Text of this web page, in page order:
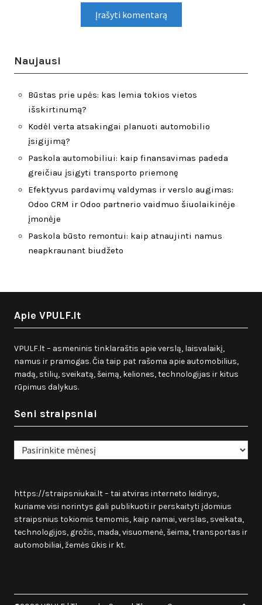
Naujausi
Būstas prie upės: kas lemia tokios vietos
išskirtinumą?
Kodėl verta atsakingai planuoti automobilio
įsigijimą?
Paskola automobiliui: kaip finansavimas padeda
greičiau įsigyti transporto priemonę
Efektyvus pardavimų valdymas ir verslo augimas:
Odoo CRM ir Odoo partnerio vaidmuo šiuolaikinėje
įmonėje
Paskola būsto remontui: kaip atnaujinti namus
neapkraunant biudžeto
Apie VPULF.lt
VPULF.lt – asmeninis tinklaraštis apie verslą, laisvalaikį,
namus ir pramogas. Čia taip pat rašoma apie automobilius,
madą, stilių, sveikatą, šeimą, keliones, technologijas ir kitus
rūpimus dalykus.
Seni straipsniai
Seni
straipsniai
https://straipsniukai.lt– tai atviras interneto leidinys,
kuriame visi norintys gali publikuoti ir perskaityti įdomius
straipsnius tokiomis temomis, kaip namai, verslas, sveikata,
technologijos, grožis, mada, visuomenė, šeima, transportas ir
automobiliai, žemės ūkis ir kt.